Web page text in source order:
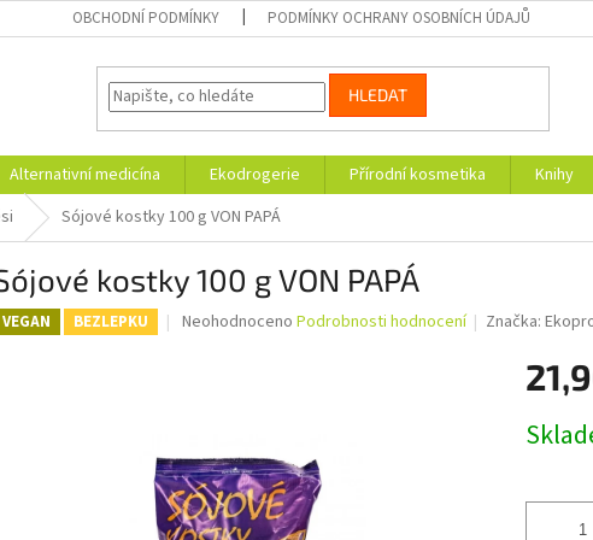
OBCHODNÍ PODMÍNKY PODMÍNKY OCHRANY OSOBNÍCH ÚDAJŮ
HLEDAT
Alternativní medicína Ekodrogerie Přírodní kosmetika Knihy
Sójové kostky 100 g VON PAPÁ
kostky 100 g VON PAPÁ
VEGAN BEZLEPKU
Průměrné
5
hvězdiček.
Neohodnoceno Podrobnosti hodnocení Značka:
cena: